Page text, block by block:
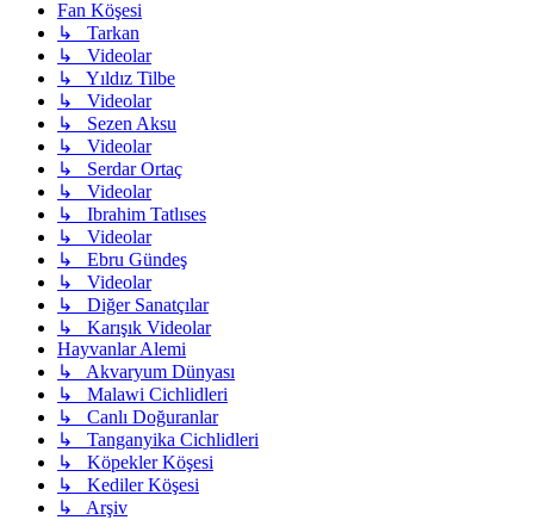
Fan Köşesi
↳ Tarkan
↳ Videolar
↳ Yıldız Tilbe
↳ Videolar
↳ Sezen Aksu
↳ Videolar
↳ Serdar Ortaç
↳ Videolar
↳ Ibrahim Tatlıses
↳ Videolar
↳ Ebru Gündeş
↳ Videolar
↳ Diğer Sanatçılar
↳ Karışık Videolar
Hayvanlar Alemi
↳ Akvaryum Dünyası
↳ Malawi Cichlidleri
↳ Canlı Doğuranlar
↳ Tanganyika Cichlidleri
↳ Köpekler Köşesi
↳ Kediler Köşesi
↳ Arşiv